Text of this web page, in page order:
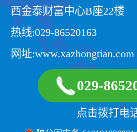
西金泰财富中心B座22楼
热线:029-86520163
网址:www.xazhongtian.com
029-
点击拨打电